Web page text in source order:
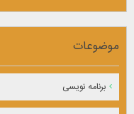
موضوعات
برنامه نویسی